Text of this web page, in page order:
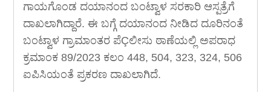
ಗಾಯಗೊಂಡ ದಯಾನಂದ ಬಂಟ್ವಾಳ ಸರಕಾರಿ ಆಸ್ಪತ್ರೆಗೆ
ದಾಖಲಾಗಿದ್ದಾರೆ. ಈ ಬಗ್ಗೆ ದಯಾನಂದ ನೀಡಿದ ದೂರಿನಂತೆ
ಬಂಟ್ವಾಳ ಗ್ರಾಮಾಂತರ ಪೆÇಲೀಸು ಠಾಣೆಯಲ್ಲಿ ಅಪರಾಧ
ಕ್ರಮಾಂಕ 89/2023 ಕಲಂ 448, 504, 323, 324, 506
ಐಪಿಸಿಯಂತೆ ಪ್ರಕರಣ ದಾಖಲಾಗಿದೆ.